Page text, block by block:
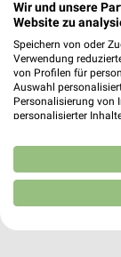
Wir und unsere
Website zu
Speichern von oder
Verwendung
von Profilen für
Auswahl
Personalisierung von
personalisierter
Kombinationen von
Verbesserung der
von Inhalten.
Daten können
USA gesendet werden.
Website/App.